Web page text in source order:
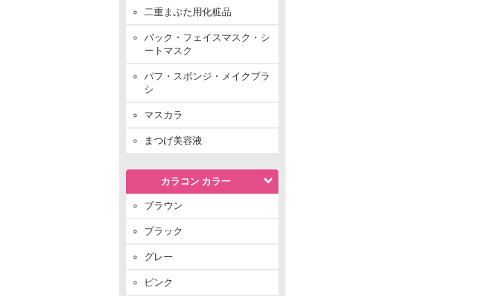
二重まぶた用化粧品
パック・フェイスマスク・シ
ートマスク
パフ・スポンジ・メイクブラ
シ
マスカラ
まつげ美容液
カラコン カラー
ブラウン
ブラック
グレー
ピンク